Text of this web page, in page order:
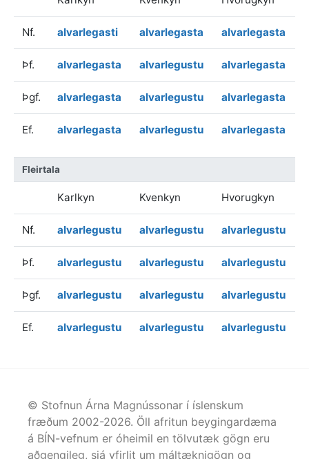
Nf. alvarlegasti alvarlegasta alvarlegasta
Þf. alvarlegasta alvarlegustu alvarlegasta
Þgf. alvarlegasta alvarlegustu alvarlegasta
Ef. alvarlegasta alvarlegustu alvarlegasta
Fleirtala
Karlkyn Kvenkyn Hvorugkyn
Nf. alvarlegustu alvarlegustu alvarlegustu
Þf. alvarlegustu alvarlegustu alvarlegustu
Þgf. alvarlegustu alvarlegustu alvarlegustu
Ef. alvarlegustu alvarlegustu alvarlegustu
© Stofnun Árna Magnússonar í íslenskum
fræðum 2002-2026. Öll afritun beygingardæma
á BÍN-vefnum er óheimil en tölvutæk gögn eru
aðgengileg, sjá yfirlit um máltæknigögn og